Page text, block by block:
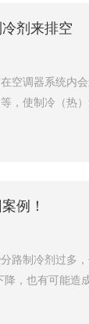
器和螺旋管式蒸
和冷风机。卧式
剂来排空
空调器系统内
，使制冷（热）
、将室内机与
路，将室内机管
排出；04）、当
例！
路制冷剂过多
，也有可能造
这个案例就是